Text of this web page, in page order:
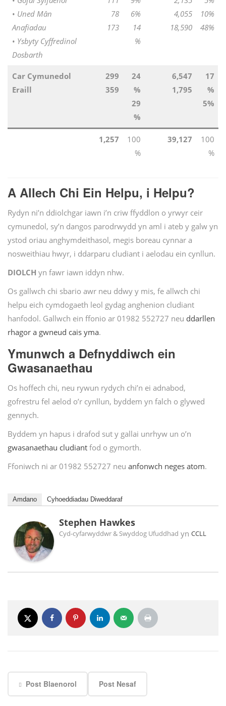
• Uned Mân
Anafiadau
• Ysbyty Cyffredinol
Dosbarth
78
173
6%
14
%
4,055
18,590
10%
48%
Car Cymunedol
Eraill
299
359
24
%
29
%
6,547
1,795
17
%
5%
1,257
100
%
39,127
100
%
A Allech Chi Ein Helpu, i Helpu?
Rydyn ni’n ddiolchgar iawn i’n criw ffyddlon o yrwyr ceir
cymunedol, sy’n dangos parodrwydd yn aml i ateb y galw yn
ystod oriau anghymdeithasol, megis boreau cynnar a
nosweithiau hwyr, i ddarparu cludiant i aelodau ein cynllun.
DIOLCH yn fawr iawn iddyn nhw.
Os gallwch chi sbario awr neu ddwy y mis, fe allwch chi
helpu eich cymdogaeth leol gydag anghenion cludiant
hanfodol. Gallwch ein ffonio ar 01982 552727 neu ddarllen
rhagor a gwneud cais yma.
Ymunwch a Defnyddiwch ein
Gwasanaethau
Os hoffech chi, neu rywun rydych chi’n ei adnabod,
gofrestru fel aelod o’r cynllun, byddem yn falch o glywed
gennych.
Byddem yn hapus i drafod sut y gallai unrhyw un o’n
gwasanaethau cludiant fod o gymorth.
Ffoniwch ni ar 01982 552727 neu anfonwch neges atom.
Amdano Cyhoeddiadau Diweddaraf
Stephen Hawkes
Cyd-cyfarwyddwr & Swyddog Ufuddhad yn CCLL
Post Blaenorol Post Nesaf